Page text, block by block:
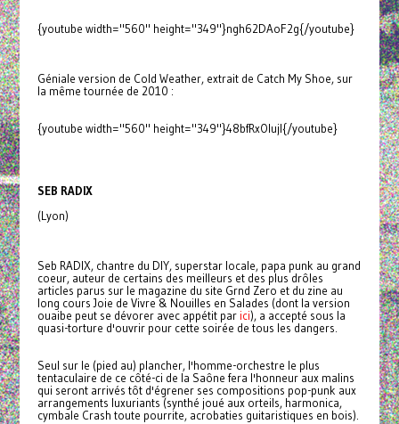
{youtube width="560" height="349"}ngh62DAoF2g{/youtube}
Géniale version de Cold Weather, extrait de Catch My Shoe, sur
la même tournée de 2010 :
{youtube width="560" height="349"}48bfRxOIujI{/youtube}
SEB RADIX
(Lyon)
Seb RADIX, chantre du DIY, superstar locale, papa punk au grand
coeur, auteur de certains des meilleurs et des plus drôles
articles parus sur le magazine du site Grnd Zero et du zine au
long cours Joie de Vivre & Nouilles en Salades (dont la version
ouaibe peut se dévorer avec appétit par ici), a accepté sous la
quasi-torture d'ouvrir pour cette soirée de tous les dangers.
Seul sur le (pied au) plancher, l'homme-orchestre le plus
tentaculaire de ce côté-ci de la Saône fera l'honneur aux malins
qui seront arrivés tôt d'égrener ses compositions pop-punk aux
arrangements luxuriants (synthé joué aux orteils, harmonica,
cymbale Crash toute pourrite, acrobaties guitaristiques en bois).